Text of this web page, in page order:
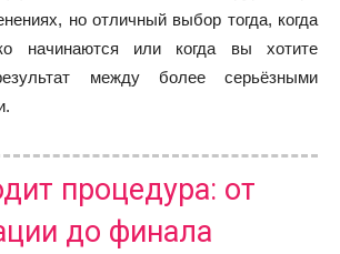
но отличный выбор тогда, когда
начинаются или когда вы хотите
между более серьёзными
процедура: от
до финала